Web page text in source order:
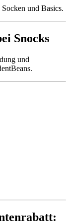
und Basics.
Snocks
und